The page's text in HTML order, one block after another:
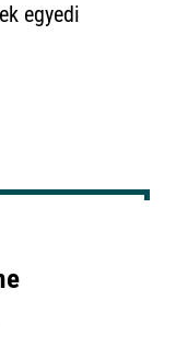
egyedi